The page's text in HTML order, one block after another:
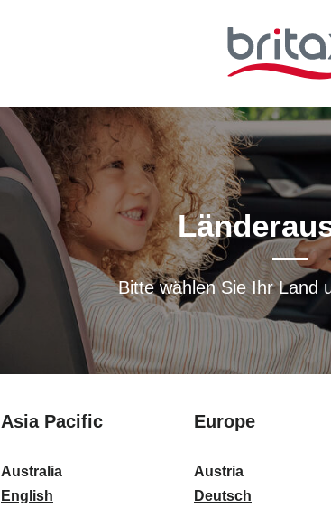
Bitte wählen Sie Ihr Land
Asia Pacific8
Sprachen
8
Sprachen
Australia
A
English
Europe16
16
Sprachen
Austria
A
Deutsch